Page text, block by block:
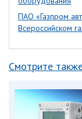
ПАО «Газпром
Всероссийском
Смотрите